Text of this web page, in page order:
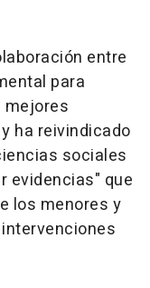
entre
para
ha reivindicado
sociales
evidencias" que
los menores y